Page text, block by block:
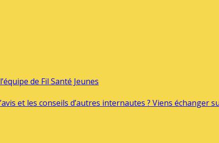
de Fil Santé Jeunes
et les conseils d’autres internautes ? Viens échanger